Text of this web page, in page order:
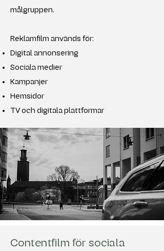
målgruppen.
Reklamfilm används för:
Digital annonsering
Sociala medier
Kampanjer
Hemsidor
TV och digitala plattformar
Contentfilm för sociala